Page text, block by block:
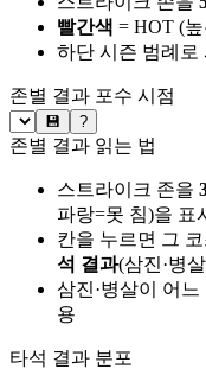
빨간색 = HOT (
하단 시즌 범례로
존별 결과 포수 시점
💾 ?
존별 결과 읽는 법
스트라이크 존을
파랑=못 침)을 표
칸을 누르면 그 코
석 결과(삼진·병
삼진·병살이 어
용
타석 결과 분포